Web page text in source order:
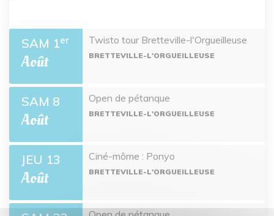
SAM 1er
Août
Twisto tour Bretteville-l'Orgueilleuse
BRETTEVILLE-L'ORGUEILLEUSE
SAM 8
Août
Open de pétanque
BRETTEVILLE-L'ORGUEILLEUSE
JEU 13
Août
Ciné-môme : Ponyo
BRETTEVILLE-L'ORGUEILLEUSE